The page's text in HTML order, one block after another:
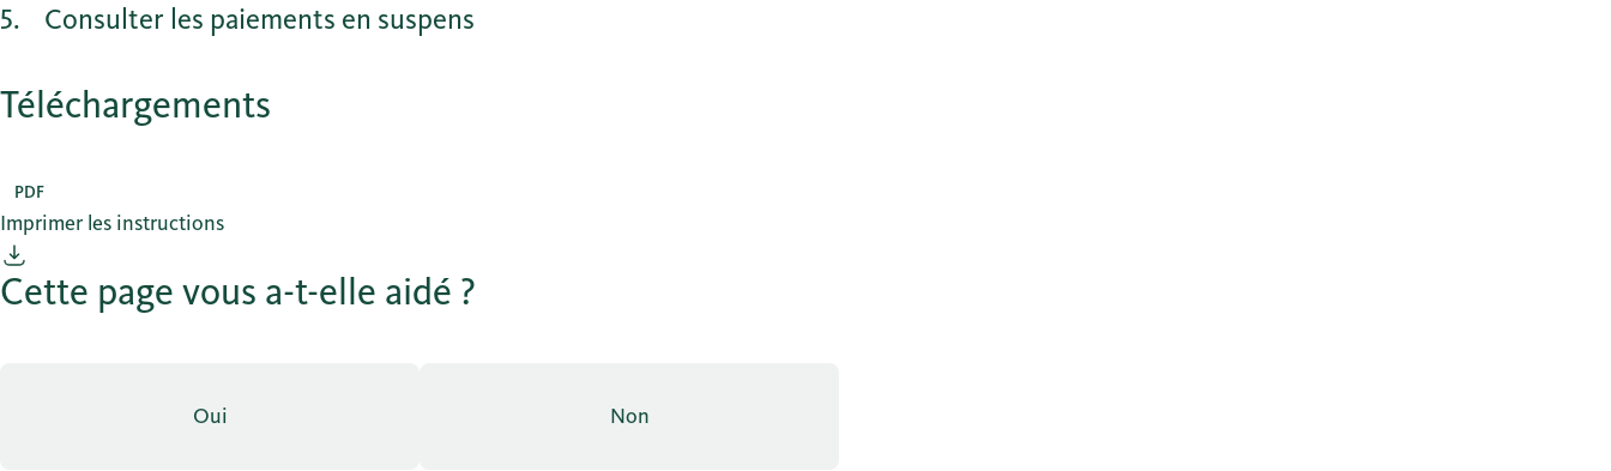
5 Consulter les paiements en suspens
Téléchargements
PDF
Imprimer les instructions
Cette page vous a-t-elle aidé ?
Oui Non